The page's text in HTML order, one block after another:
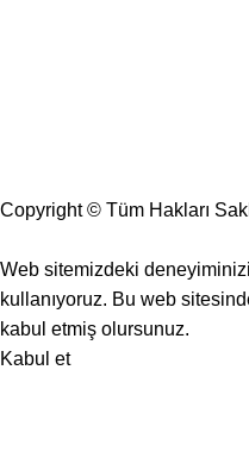
Copyright © Tüm Hakları
Web sitemizdeki
kullanıyoruz. Bu web
kabul etmiş olursunuz.
Kabul et